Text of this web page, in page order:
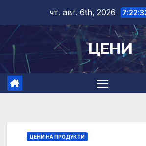
content
чт. авг. 6th, 2026
ЦЕНИ
ЦЕНИ НА ПРОДУКТИ